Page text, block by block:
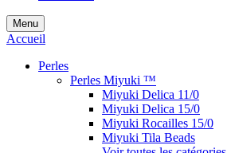
Menu
Accueil
Perles
Perles Miyuki ™
Miyuki Delica 11/0
Miyuki Delica 15/0
Miyuki Rocailles 15/0
Miyuki Tila Beads